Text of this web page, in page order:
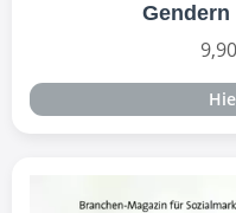
9,90